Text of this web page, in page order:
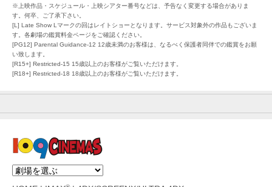
※上映作品・スケジュール・上映シアター番号などは、予告なく変更する場合がありま
す。何卒、ご了承下さい。
[L] Late Show Lマークの回はレイトショーとなります。サービス対象外の作品もございま
す。各劇場の鑑賞料金ページをご確認ください。
[PG12] Parental Guidance-12 12歳未満のお客様は、なるべく保護者同伴での鑑賞をお願
い致します。
[R15+] Restricted-15 15歳以上のお客様がご覧いただけます。
[R18+] Restricted-18 18歳以上のお客様がご覧いただけます。